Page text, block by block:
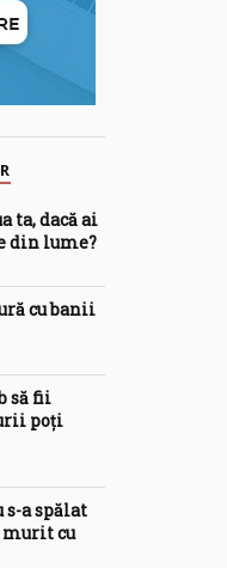
ta, dacă ai
din lume?
cu banii
să fii
poți
s-a spălat
murit cu